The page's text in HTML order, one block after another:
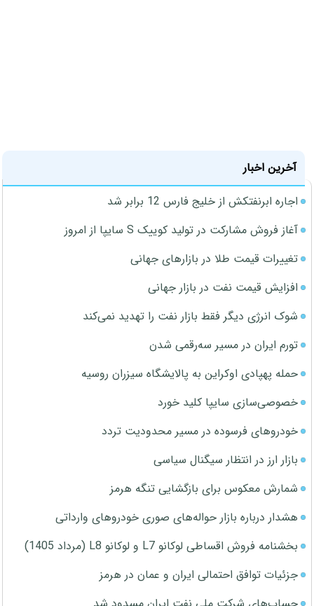
آخرین اخبار
اجاره ابرنفتکش از خلیج فارس 12 برابر شد
آغاز فروش مشارکت در تولید کوییک S سایپا از امروز
تغییرات قیمت طلا در بازارهای جهانی
افزایش قیمت نفت در بازار جهانی
شوک انرژی دیگر فقط بازار نفت را تهدید نمی‌کند
تورم ایران در مسیر سه‌رقمی شدن
حمله پهپادی اوکراین به پالایشگاه سیزران روسیه
خصوصی‌سازی سایپا کلید خورد
خودروهای فرسوده در مسیر محدودیت تردد
بازار ارز در انتظار سیگنال سیاسی
شمارش معکوس برای بازگشایی تنگه هرمز
هشدار درباره بازار حواله‌های صوری خودروهای وارداتی
بخشنامه فروش اقساطی لوکانو L7 و لوکانو L8 (مرداد 1405)
جزئیات توافق احتمالی ایران و عمان در هرمز